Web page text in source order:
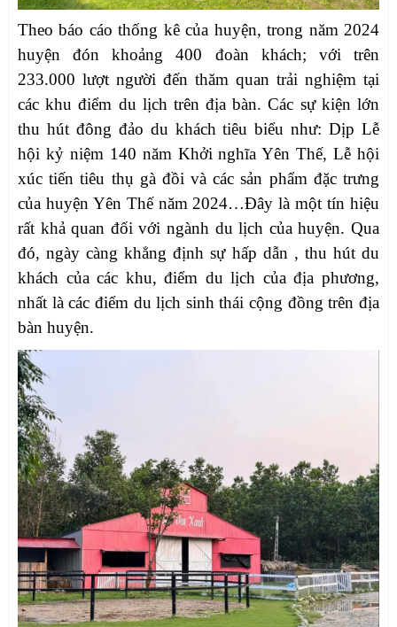
Theo báo cáo thống kê của huyện,trong năm 2024
huyện đón khoảng 400 đoàn khách; với trên
233.000 lượt người đến thăm quan trải nghiệm tại
các khu điểm du lịch trên địa bàn. Các sự kiện lớn
thu hút đông đảo du khách tiêu biểu như: Dịp Lễ
hội kỷ niệm 140 năm Khởi nghĩa Yên Thế, Lễ hội
xúc tiến tiêu thụ gà đồi và các sản phẩm đặc trưng
của huyện Yên Thế năm 2024…Đây là một tín hiệu
rất khả quan đối với ngành du lịch của huyện. Qua
đó, ngày càng khẳng định sự hấp dẫn , thu hút du
khách của các khu, điểm du lịch của địa phương,
nhất là các điểm du lịch sinh thái cộng đồng trên địa
bàn huyện.